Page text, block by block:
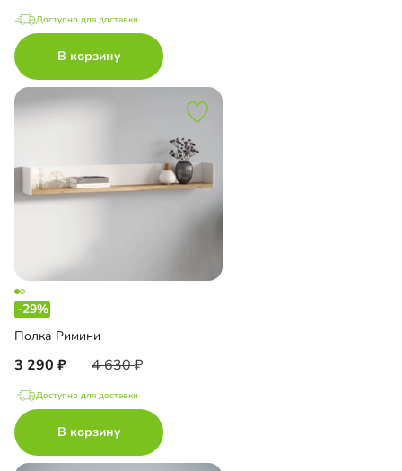
Доступно для доставки
В корзину
-29%
Полка Римини
3 290 4 630
Доступно для доставки
В корзину